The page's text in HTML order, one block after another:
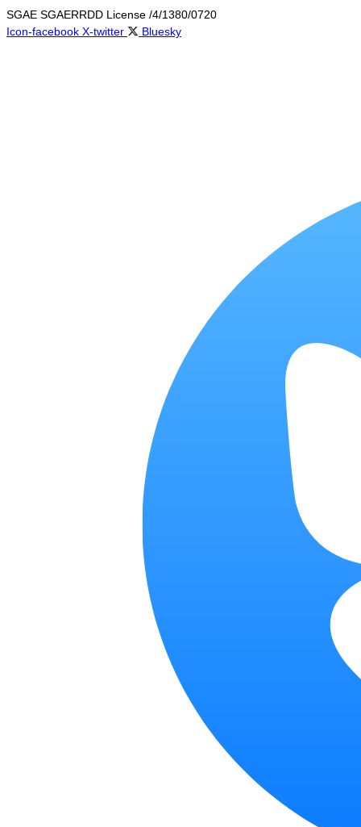
Skip
to
SGAE SGAERRDD License /4/1380/0720
Icon-facebook X-twitter Bluesky